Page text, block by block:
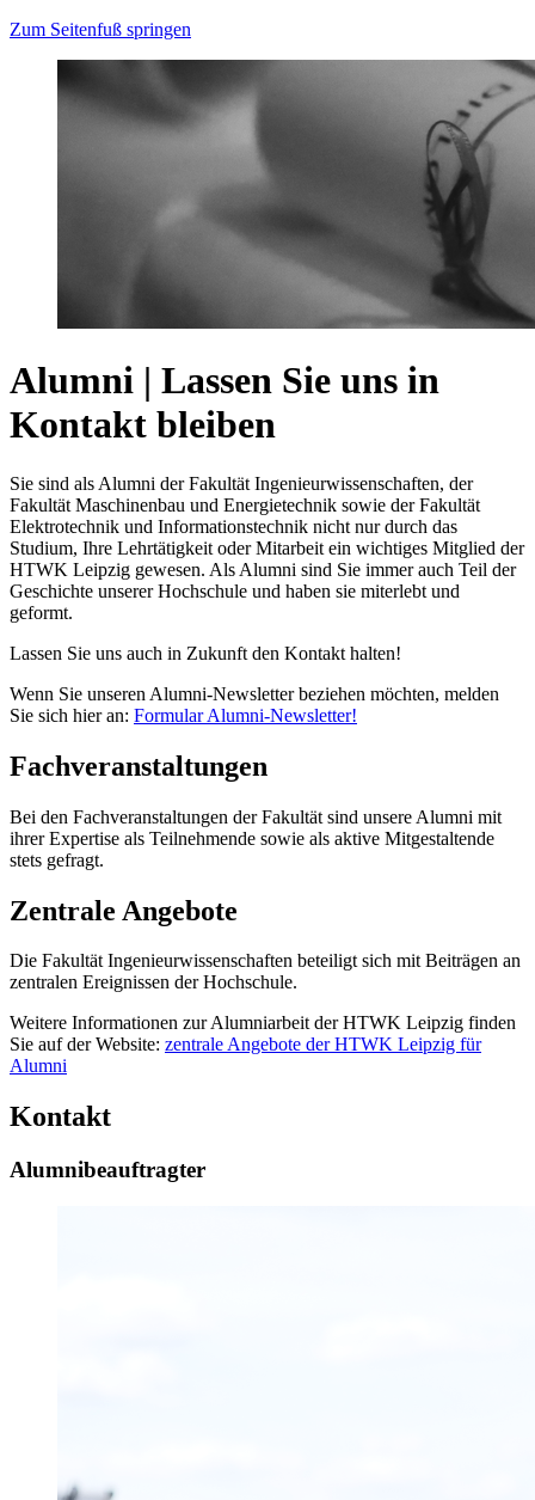
Zum Seitenfuß springen
Alumni | Lassen Sie uns in
Kontakt bleiben
Sie sind als Alumni der Fakultät Ingenieurwissenschaften, der
Fakultät Maschinenbau und Energietechnik sowie der Fakultät
Elektrotechnik und Informationstechnik nicht nur durch das
Studium, Ihre Lehrtätigkeit oder Mitarbeit ein wichtiges Mitglied der
HTWK Leipzig gewesen. Als Alumni sind Sie immer auch Teil der
Geschichte unserer Hochschule und haben sie miterlebt und
geformt.
Lassen Sie uns auch in Zukunft den Kontakt halten!
Wenn Sie unseren Alumni-Newsletter beziehen möchten, melden
Sie sich hier an: Formular Alumni-Newsletter!
Fachveranstaltungen
Bei den Fachveranstaltungen der Fakultät sind unsere Alumni mit
ihrer Expertise als Teilnehmende sowie als aktive Mitgestaltende
stets gefragt.
Zentrale Angebote
Die Fakultät Ingenieurwissenschaften beteiligt sich mit Beiträgen an
zentralen Ereignissen der Hochschule.
Weitere Informationen zur Alumniarbeit der HTWK Leipzig finden
Sie auf der Website: zentrale Angebote der HTWK Leipzig für
Alumni
Kontakt
Alumnibeauftragter